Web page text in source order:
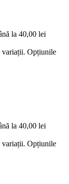
la 40,00 lei
variații. Opțiunile
la 40,00 lei
variații. Opțiunile